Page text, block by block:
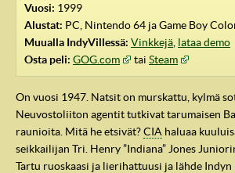
Vuosi: 1999
Alustat: PC, Nintendo 64 ja Game Boy
Muualla IndyVillessä: Vinkkejä lataa demo
Osta peli: GOG.com tai Steam
On vuosi 1947. Natsit on murskattu, kylmä
Neuvostoliiton agentit tutkivat tarumaisen
raunioita. Mitä he etsivät?CIA haluaa
seikkailijan Tri. Henry ”Indiana” Jones
Tartu ruoskaasi ja lierihattuusi ja lähde Indyn